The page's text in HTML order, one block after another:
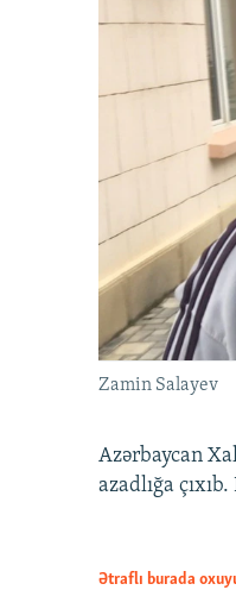
Zamin Salayev
Azərbaycan
azadlığa
Ətraflı burada